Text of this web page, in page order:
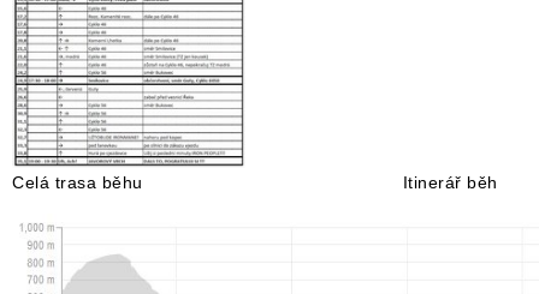
Celá trasa běhu Itinerář běh